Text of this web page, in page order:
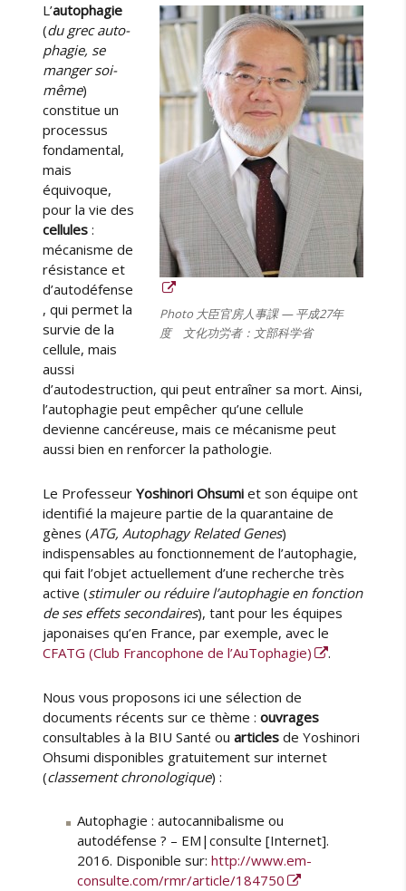
:
s
c
e
é
v
u
i
o
Photo 大臣官房人事課 — 平成27年
度 文化功労者：文部科学省
L’autophagie
(du grec auto-
phagie, se
manger soi-
même)
constitue un
processus
fondamental,
mais
équivoque,
pour la vie des
cellules :
mécanisme de
résistance et
d’autodéfense
, qui permet la
survie de la
cellule, mais
aussi
d’autodestruction, qui peut entraîner sa mort. Ainsi,
l’autophagie peut empêcher qu’une cellule
devienne cancéreuse, mais ce mécanisme peut
aussi bien en renforcer la pathologie.
Le ProfesseurYoshinori Ohsumi et son équipe ont
identifié la majeure partie de la quarantaine de
gènes (ATG, Autophagy Related Genes)
indispensables au fonctionnement de l’autophagie,
qui fait l’objet actuellement d’une recherche très
active (stimuler ou réduire l’autophagie en fonction
de ses effets secondaires), tant pour les équipes
japonaises qu’en France, par exemple, avec le
CFATG (Club Francophone de l’AuTophagie)
.
Nous vous proposons ici une sélection de
documents récents sur ce thème :ouvrages
consultables à la BIU Santé ouarticles de Yoshinori
Ohsumi disponibles gratuitement sur internet
(classement chronologique) :
Autophagie : autocannibalisme ou
autodéfense ? – EM|consulte [Internet].
2016. Disponible sur: http://www.em-
consulte.com/rmr/article/184750